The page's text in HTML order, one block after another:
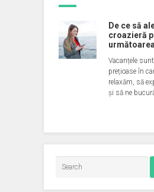
De ce să
croazieră
Vacanțele
prețioase în
relaxăm, să
și să ne